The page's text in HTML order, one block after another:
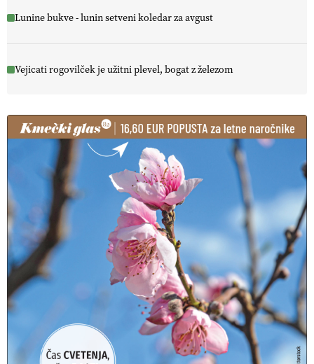
Lunine bukve - lunin setveni koledar za avgust
Vejicati rogovilček je užitni plevel, bogat z železom